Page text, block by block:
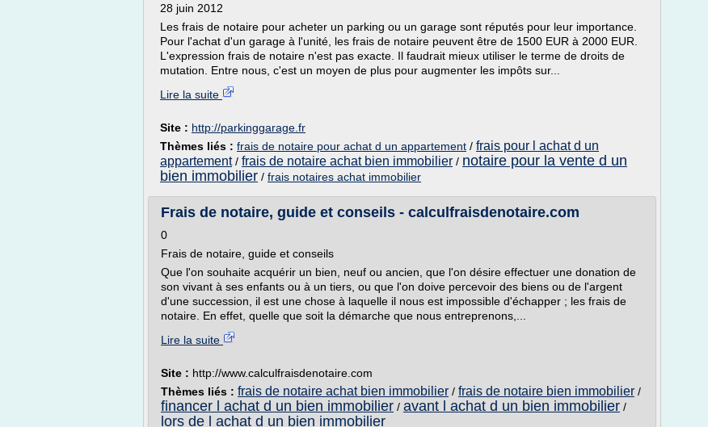
28 juin 2012
Les frais de notaire pour acheter un parking ou un garage sont réputés pour leur importance.
Pour l'achat d'un garage à l'unité, les frais de notaire peuvent être de 1500 EUR à 2000 EUR.
L'expression frais de notaire n'est pas exacte. Il faudrait mieux utiliser le terme de droits de
mutation. Entre nous, c'est un moyen de plus pour augmenter les impôts sur...
Lire la suite
Site : http://parkinggarage.fr
Thèmes liés : frais de notaire pour achat d un appartement / frais pour l achat d un
appartement/ frais de notaire achat bien immobilier / notaire pour la vente d un
bien immobilier / frais notaires achat immobilier
Frais de notaire, guide et conseils - calculfraisdenotaire.com
0
Frais de notaire, guide et conseils
Que l'on souhaite acquérir un bien, neuf ou ancien, que l'on désire effectuer une donation de
son vivant à ses enfants ou à un tiers, ou que l'on doive percevoir des biens ou de l'argent
d'une succession, il est une chose à laquelle il nous est impossible d'échapper ; les frais de
notaire. En effet, quelle que soit la démarche que nous entreprenons,...
Lire la suite
Site : http://www.calculfraisdenotaire.com
Thèmes liés : frais de notaire achat bien immobilier / frais de notaire bien immobilier /
financer l achat d un bien immobilier / avant l achat d un bien immobilier /
lors de l achat d un bien immobilier